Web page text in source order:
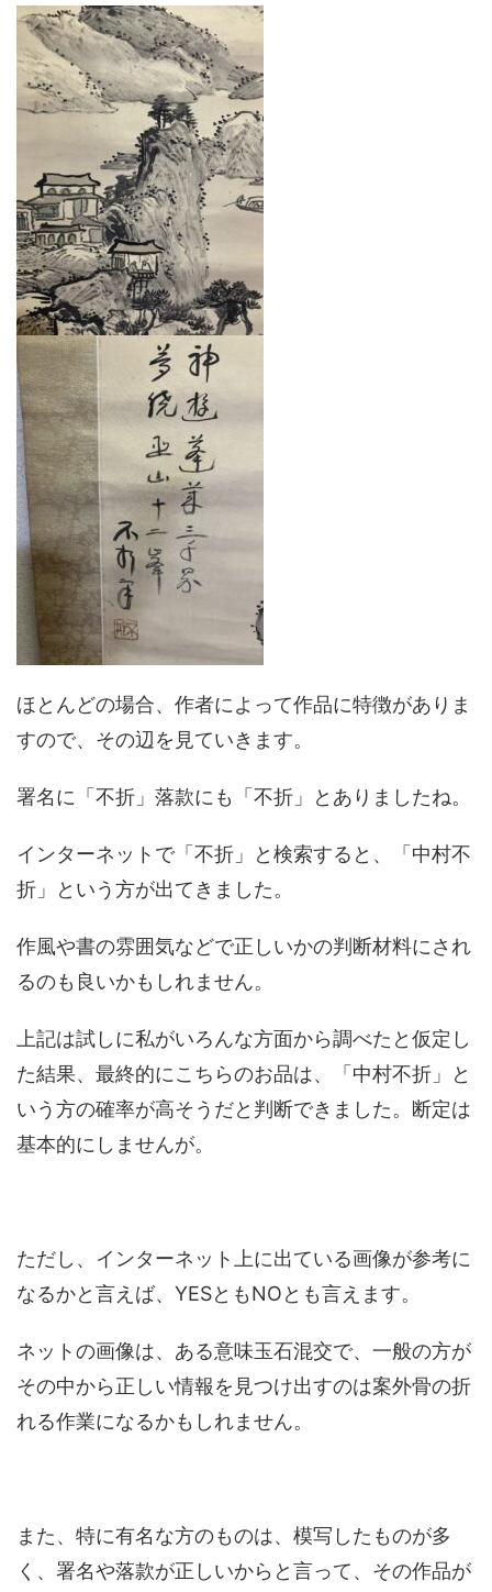
ほとんどの場合、作者によって作品に特徴がありま
すので、その辺を見ていきます。
署名に「不折」落款にも「不折」とありましたね。
インターネットで「不折」と検索すると、「中村不
折」という方が出てきました。
作風や書の雰囲気などで正しいかの判断材料にされ
るのも良いかもしれません。
上記は試しに私がいろんな方面から調べたと仮定し
た結果、最終的にこちらのお品は、「中村不折」と
いう方の確率が高そうだと判断できました。断定は
基本的にしませんが。
ただし、インターネット上に出ている画像が参考に
なるかと言えば、YESともNOとも言えます。
ネットの画像は、ある意味玉石混交で、一般の方が
その中から正しい情報を見つけ出すのは案外骨の折
れる作業になるかもしれません。
また、特に有名な方のものは、模写したものが多
く、署名や落款が正しいからと言って、その作品が